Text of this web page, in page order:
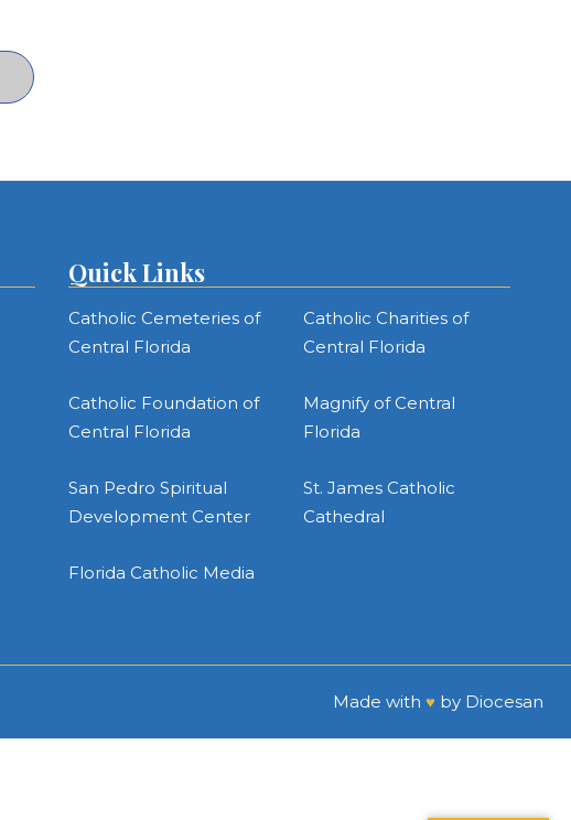
Quick Links
Catholic Cemeteries of
Central Florida
Catholic Charities of
Central Florida
Catholic Foundation of
Central Florida
Magnify of Central
Florida
San Pedro Spiritual
Development Center
St. James Catholic
Cathedral
Florida Catholic Media
Made with ♥ by Diocesan